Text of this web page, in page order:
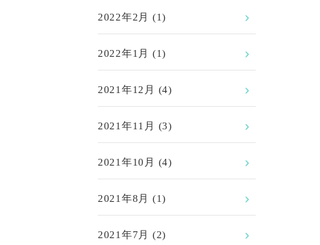
2022年2月 (1)
2022年1月 (1)
2021年12月 (4)
2021年11月 (3)
2021年10月 (4)
2021年8月 (1)
2021年7月 (2)